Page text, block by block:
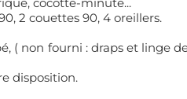
2 couettes 90, 4 oreillers.
( non fourni : draps et linge
disposition.